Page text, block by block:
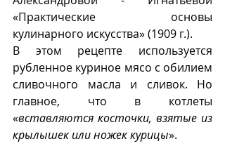
«Практические основы
кулинарного искусства» (1909 г.).
В этом рецепте используется
рубленное куриное мясо с обилием
сливочного масла и сливок. Но
главное, что в котлеты
«вставляются косточки, взятые из
крылышек или ножек курицы».